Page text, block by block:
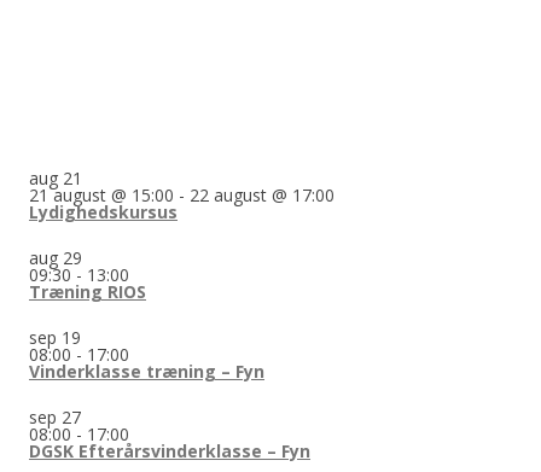
aug 21
21 august @ 15:00 - 22 august @ 17:00
Lydighedskursus
aug 29
09:30 - 13:00
Træning RIOS
sep 19
08:00 - 17:00
Vinderklasse træning – Fyn
sep 27
08:00 - 17:00
DGSK Efterårsvinderklasse – Fyn